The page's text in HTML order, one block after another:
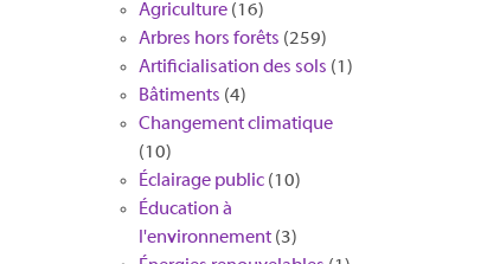
Agriculture(16)
Arbres hors forêts (259)
Artificialisation des sols (1)
Bâtiments (4)
Changement climatique
(10)
Éclairage public(10)
Éducation à
l'environnement(3)